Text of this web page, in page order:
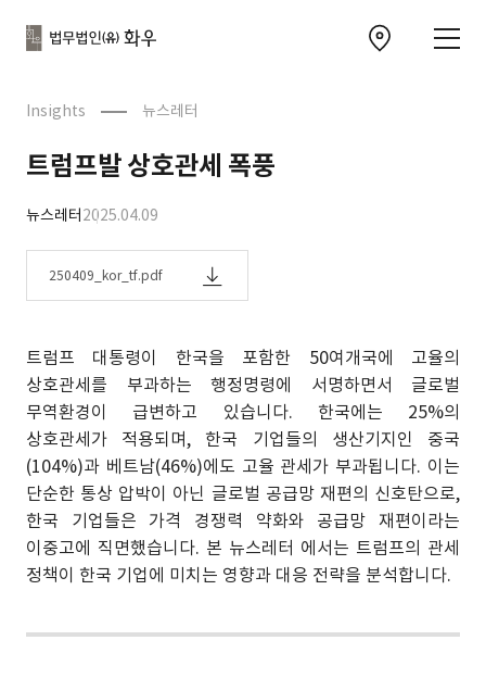
Insights 뉴스레터
트럼프발 상호관세 폭풍
뉴스레터2025.04.09
250409_kor_tf.pdf
트럼프 대통령이 한국을 포함한 50여개국에 고율의
상호관세를 부과하는 행정명령에 서명하면서 글로벌
무역환경이 급변하고 있습니다. 한국에는 25%의
상호관세가 적용되며, 한국 기업들의 생산기지인 중국
(104%)과 베트남(46%)에도 고율 관세가 부과됩니다. 이는
단순한 통상 압박이 아닌 글로벌 공급망 재편의 신호탄으로,
한국 기업들은 가격 경쟁력 약화와 공급망 재편이라는
이중고에 직면했습니다. 본 뉴스레터 에서는 트럼프의 관세
정책이 한국 기업에 미치는 영향과 대응 전략을 분석합니다.